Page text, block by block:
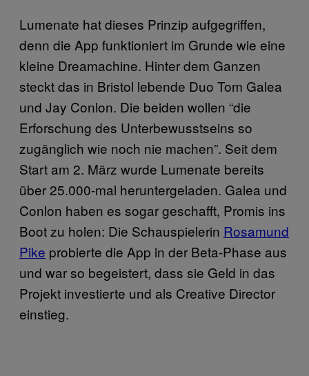
Lumenate hat dieses Prinzip aufgegriffen,
denn die App funktioniert im Grunde wie eine
kleine Dreamachine. Hinter dem Ganzen
steckt das in Bristol lebende Duo Tom Galea
und Jay Conlon. Die beiden wollen “die
Erforschung des Unterbewusstseins so
zugänglich wie noch nie machen”. Seit dem
Start am 2. März wurde Lumenate bereits
über 25.000-mal heruntergeladen. Galea und
Conlon haben es sogar geschafft, Promis ins
Boot zu holen: Die Schauspielerin Rosamund
Pike probierte die App in der Beta-Phase aus
und war so begeistert, dass sie Geld in das
Projekt investierte und als Creative Director
einstieg.